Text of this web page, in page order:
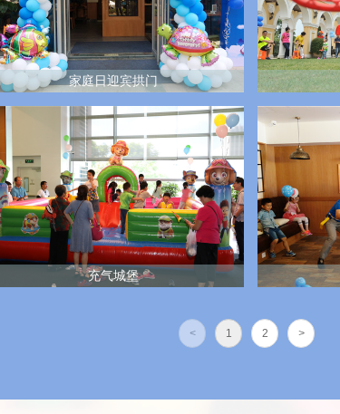
家庭日迎宾拱门
充气城堡
< 1 2 >